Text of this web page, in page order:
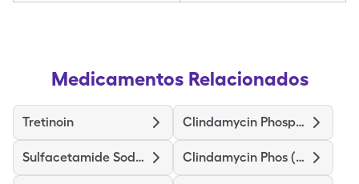
Medicamentos Relacionados
Tretinoin Clindamycin Phosphate
Sulfacetamide Sodium-Sulfur Clindamycin Phos (Twice-Daily)